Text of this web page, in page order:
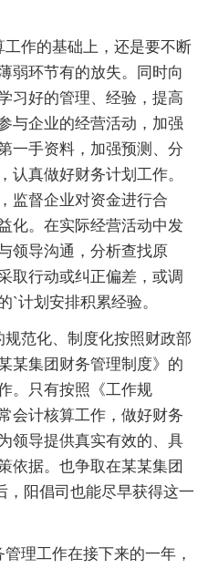
作的基础上，还是要不断
弱环节有的放失。同时向
习好的管理、经验，提高
与企业的经营活动，加强
一手资料，加强预测、分
认真做好财务计划工作。
监督企业对资金进行合
化。在实际经营活动中发
领导沟通，分析查找原
取行动或纠正偏差，或调
`计划安排积累经验。
范化、制度化按照财政部
某集团财务管理制度》的
。只有按照《工作规
会计核算工作，做好财务
领导提供真实有效的、具
依据。也争取在某某集团
，阳倡司也能尽早获得这一
理工作在接下来的一年，